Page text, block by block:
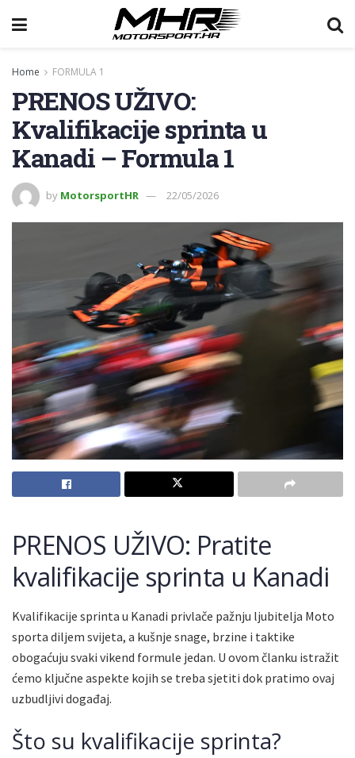
Home FORMULA 1
PRENOS UŽIVO:
Kvalifikacije sprinta u
Kanadi – Formula 1
by MotorsportHR 22/05/2026
PRENOS UŽIVO: Pratite
kvalifikacije sprinta u Kanadi
Kvalifikacije sprinta u Kanadi privlače pažnju ljubitelja Moto
sporta diljem svijeta, a kušnje snage, brzine i taktike
obogaćuju svaki vikend formule jedan. U ovom članku istražit
ćemo ključne aspekte kojih se treba sjetiti dok pratimo ovaj
uzbudljivi događaj.
Što su kvalifikacije sprinta?